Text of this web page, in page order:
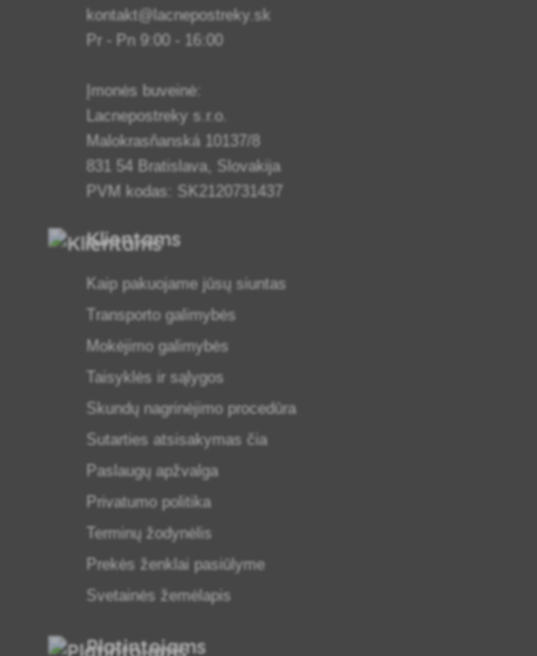
kontakt@lacnepostreky.sk
Pr - Pn 9:00 - 16:00
Įmonės buveinė:
Lacnepostreky s.r.o.
Malokrasňanská 10137/8
831 54 Bratislava, Slovakija
PVM kodas: SK2120731437
Klientams
Kaip pakuojame jūsų siuntas
Transporto galimybės
Mokėjimo galimybės
Taisyklės ir sąlygos
Skundų nagrinėjimo procedūra
Sutarties atsisakymas čia
Paslaugų apžvalga
Privatumo politika
Terminų žodynėlis
Prekės ženklai pasiūlyme
Svetainės žemėlapis
Platintojams